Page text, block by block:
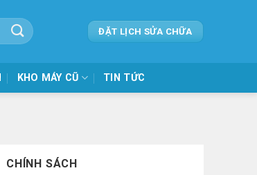
ĐẶT LỊCH SỬA CHỮA
KHO MÁY CŨ TIN TỨC
CHÍNH SÁCH